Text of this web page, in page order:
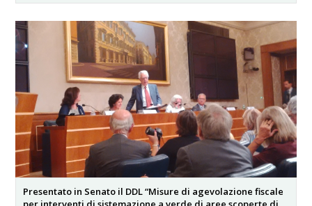
Presentato in Senato il DDL “Misure di agevolazione fiscale